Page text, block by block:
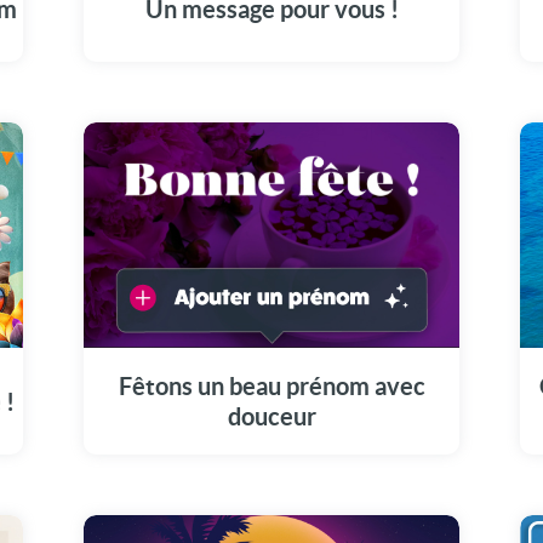
Un message pour vous !
!
Fêtons un beau prénom avec
douceur
Après avoir choisi le prénom de votre choix,
sous vos yeux. Le message bonne fête
personnalisé apparaitra derrière la tasse de
thé...